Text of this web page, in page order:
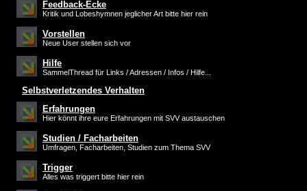
Feedback-Ecke
Kritik und Lobeshymnen jeglicher Art bitte hier rein
Vorstellen
Neue User stellen sich vor
Hilfe
SammelThread für Links / Adressen / Infos / Hilfe...
Selbstverletzendes Verhalten
Erfahrungen
Hier könnt ihre eure Erfahrungen mit SVV austauschen
Studien / Facharbeiten
Umfragen, Facharbeiten, Studien zum Thema SVV
Trigger
Alles was triggert bitte hier rein